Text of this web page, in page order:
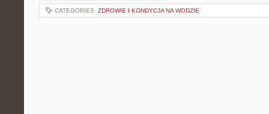
CATEGORIES: ZDROWIE I KONDYCJA NA WODZIE